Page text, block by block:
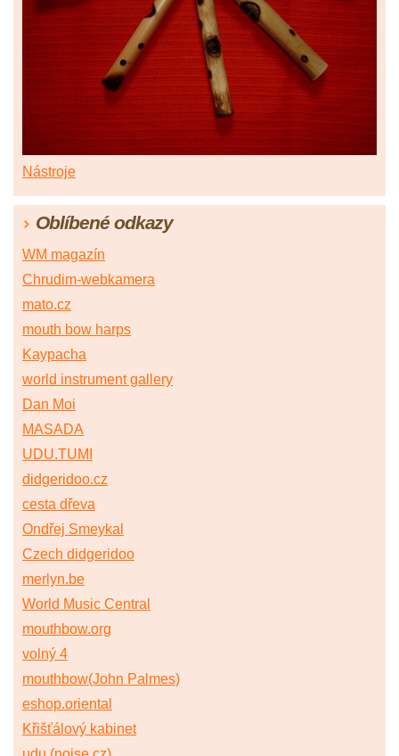
Nástroje
Oblíbené odkazy
WM magazín
Chrudim-webkamera
mato.cz
mouth bow harps
Kaypacha
world instrument gallery
Dan Moi
MASADA
UDU.TUMI
didgeridoo.cz
cesta dřeva
Ondřej Smeykal
Czech didgeridoo
merlyn.be
World Music Central
mouthbow.org
volný 4
mouthbow(John Palmes)
eshop.oriental
Křišťálový kabinet